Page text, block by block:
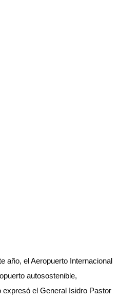
año, el Aeropuerto Internacional
autosostenible,
el General Isidro Pastor